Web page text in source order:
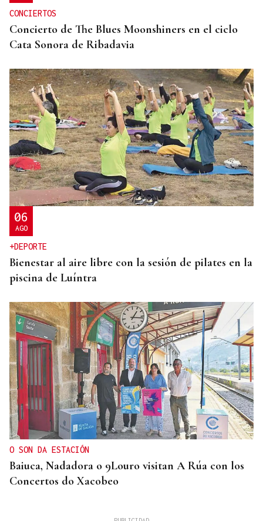
CONCIERTOS
Concierto de The Blues Moonshiners en el ciclo
Cata Sonora de Ribadavia
06
AGO
+DEPORTE
Bienestar al aire libre con la sesión de pilates en la
piscina de Luíntra
O SON DA ESTACIÓN
Baiuca, Nadadora o 9Louro visitan A Rúa con los
Concertos do Xacobeo